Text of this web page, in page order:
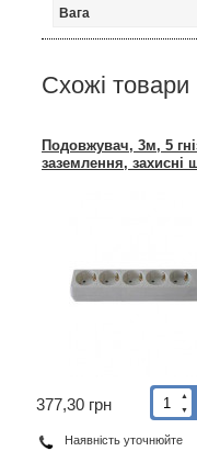
Вага
Схожі товари
Подовжувач, 3м, 5
заземлення, захисні
377,30 грн
▲
▼
Наявність уточнюйте